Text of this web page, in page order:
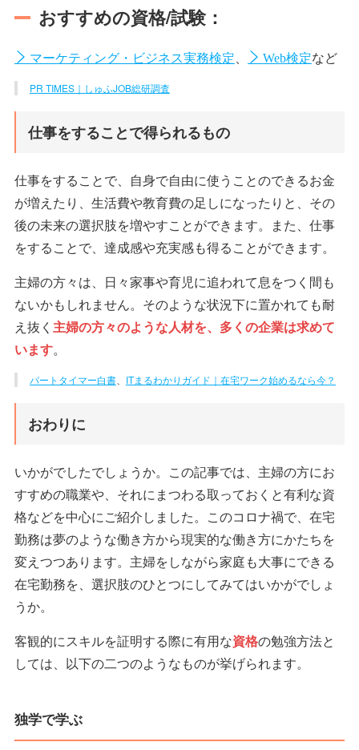
おすすめの資格/試験：
マーケティング・ビジネス実務検定、 Web検定など
PR TIMES｜しゅふJOB総研調査
仕事をすることで得られるもの
仕事をすることで、自身で自由に使うことのできるお金
が増えたり、生活費や教育費の足しになったりと、その
後の未来の選択肢を増やすことができます。また、仕事
をすることで、達成感や充実感も得ることができます。
主婦の方々は、日々家事や育児に追われて息をつく間も
ないかもしれません。そのような状況下に置かれても耐
え抜く 主婦の方々のような人材を、多くの企業は求めて
います。
パートタイマー白書、 ITまるわかりガイド｜在宅ワーク始めるなら今？
おわりに
いかがでしたでしょうか。この記事では、主婦の方にお
すすめの職業や、それにまつわる取っておくと有利な資
格などを中心にご紹介しました。このコロナ禍で、在宅
勤務は夢のような働き方から現実的な働き方にかたちを
変えつつあります。主婦をしながら家庭も大事にできる
在宅勤務を、選択肢のひとつにしてみてはいかがでしょ
うか。
客観的にスキルを証明する際に有用な資格の勉強方法と
しては、以下の二つのようなものが挙げられます。
独学で学ぶ